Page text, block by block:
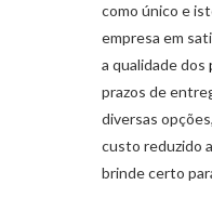
como único e
empresa em
a qualidade dos
prazos de
diversas
custo reduzido
brinde certo